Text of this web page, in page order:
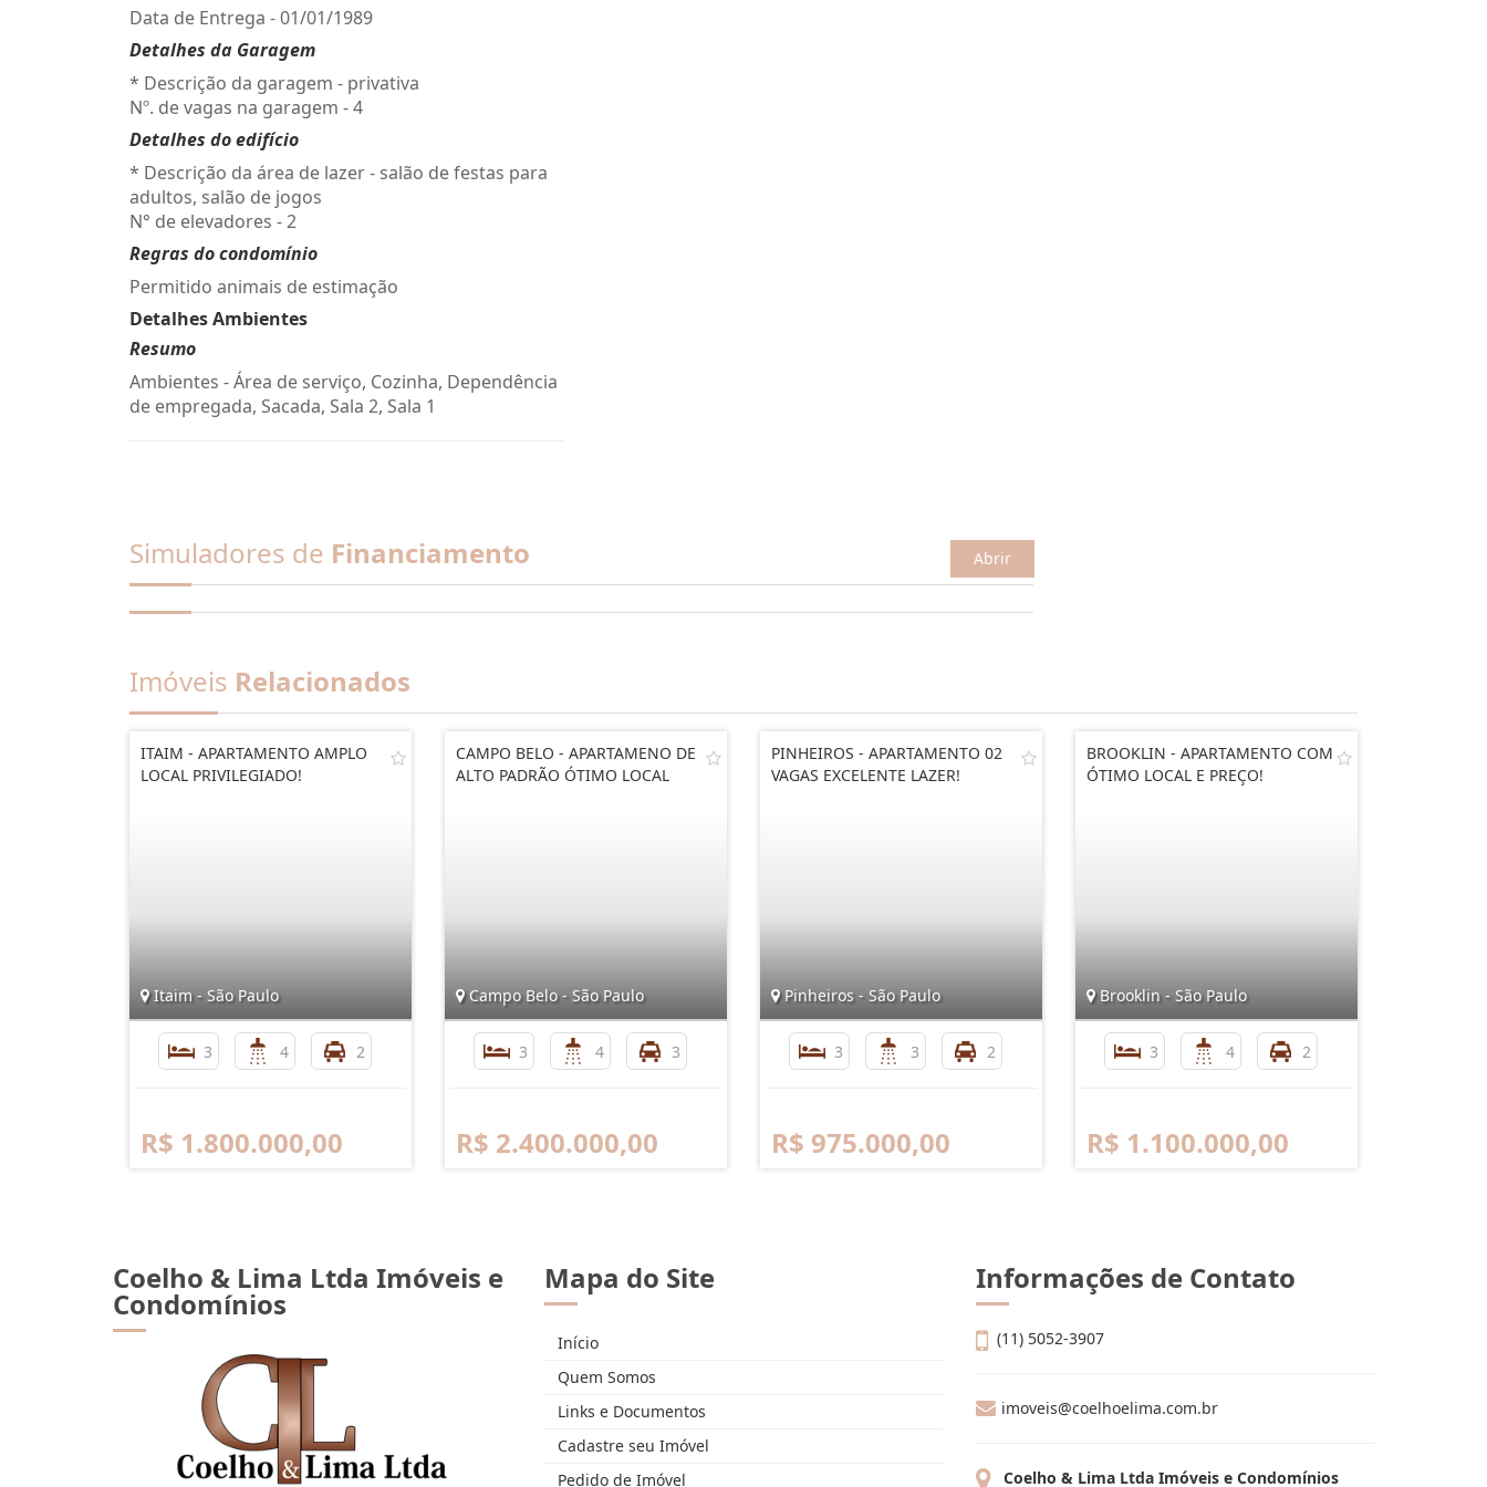
Data de Entrega - 01/01/1989
Detalhes da Garagem
* Descrição da garagem - privativa
Nº. de vagas na garagem - 4
Detalhes do edifício
* Descrição da área de lazer - salão de festas para
adultos, salão de jogos
N° de elevadores - 2
Regras do condomínio
Permitido animais de estimação
Detalhes Ambientes
Resumo
Ambientes - Área de serviço, Cozinha, Dependência
de empregada, Sacada, Sala 2, Sala 1
Simuladores de Financiamento Abrir
Imóveis Relacionados
ITAIM - APARTAMENTO AMPLO
LOCAL PRIVILEGIADO!
Itaim - São Paulo
3 4 2
R$ 1.800.000,00
CAMPO BELO - APARTAMENO DE
ALTO PADRÃO ÓTIMO LOCAL
Campo Belo - São Paulo
3 4 3
R$ 2.400.000,00
PINHEIROS - APARTAMENTO 02
VAGAS EXCELENTE LAZER!
Pinheiros - São Paulo
3 3 2
R$ 975.000,00
BROOKLIN - APARTAMENTO COM
ÓTIMO LOCAL E PREÇO!
Brooklin - São Paulo
3 4 2
R$ 1.100.000,00
Coelho & Lima Ltda Imóveis e
Condomínios
Mapa do Site
Início
Quem Somos
Links e Documentos
Cadastre seu Imóvel
Pedido de Imóvel
Informações de Contato
(11) 5052-3907
imoveis@coelhoelima.com.br
Coelho & Lima Ltda Imóveis e Condomínios